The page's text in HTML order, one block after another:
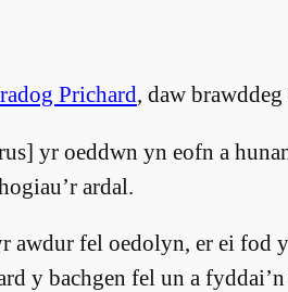
Prichard, daw
yr oeddwn yn eofn a
ardal.
fel oedolyn, er ei fod
y bachgen fel un a